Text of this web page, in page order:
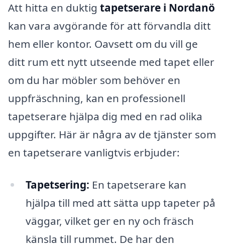
Att hitta en duktig tapetserare i Nordanö
kan vara avgörande för att förvandla ditt
hem eller kontor. Oavsett om du vill ge
ditt rum ett nytt utseende med tapet eller
om du har möbler som behöver en
uppfräschning, kan en professionell
tapetserare hjälpa dig med en rad olika
uppgifter. Här är några av de tjänster som
en tapetserare vanligtvis erbjuder:
Tapetsering: En tapetserare kan
hjälpa till med att sätta upp tapeter på
väggar, vilket ger en ny och fräsch
känsla till rummet. De har den